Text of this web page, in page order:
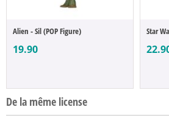
Alien - Sil (POP Figure)
19.90
Star
De la même license